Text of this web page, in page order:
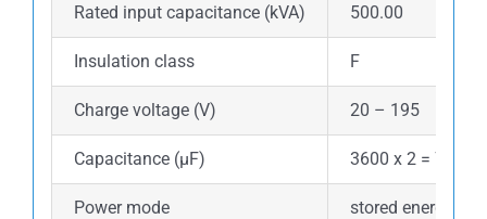
Rated input capacitance (kVA) 500.00
Insulation class F
Charge voltage (V) 20 – 195
Capacitance (µF) 3600 x 2 = 7200
Power mode stored energy